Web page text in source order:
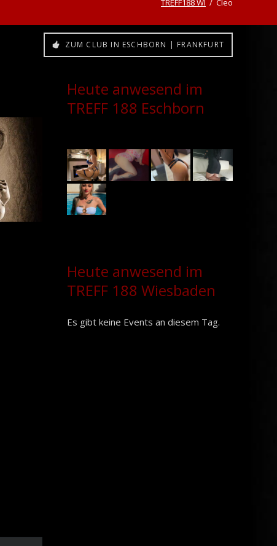
TREFF188 WI Cleo
ZUM CLUB IN ESCHBORN | FRANKFURT
Heute anwesend im
TREFF 188 Eschborn
Heute anwesend im
TREFF 188 Wiesbaden
Es gibt keine Events an diesem Tag.